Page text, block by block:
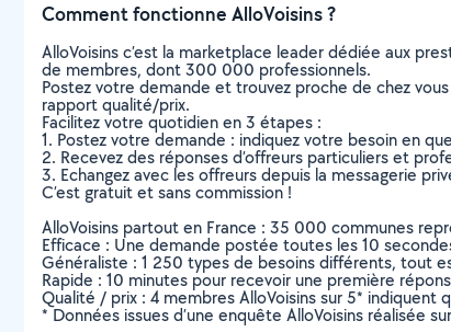
Comment fonctionne AlloVoisins ?
AlloVoisins c’est la marketplace leader dédiée aux
de membres, dont 300 000 professionnels.
Postez votre demande et trouvez proche de chez
rapport qualité/prix.
Facilitez votre quotidien en 3 étapes :
1. Postez votre demande : indiquez votre besoin en
2. Recevez des réponses d’offreurs particuliers et
3. Echangez avec les offreurs depuis la messagerie
C’est gratuit et sans commission !
AlloVoisins partout en France : 35 000 communes
Efficace : Une demande postée toutes les 10
Généraliste : 1 250 types de besoins différents, tout
Rapide : 10 minutes pour recevoir une première
Qualité / prix : 4 membres AlloVoisins sur 5* indiquent
* Données issues d’une enquête AlloVoisins réalisée